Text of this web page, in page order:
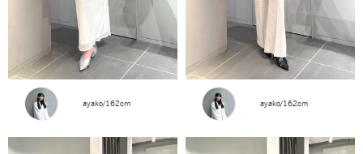
ayako/162cm ayako/162cm